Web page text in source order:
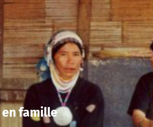
en famille